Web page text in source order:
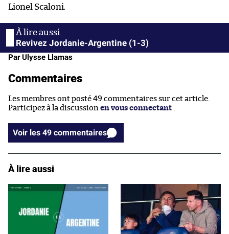
Lionel Scaloni.
Revivez Jordanie-Argentine (1-3)
Par Ulysse Llamas
Commentaires
Les membres ont posté 49 commentaires sur cet article.
Participez à la discussion en vous connectant
Voir les 49 commentaires
À lire aussi